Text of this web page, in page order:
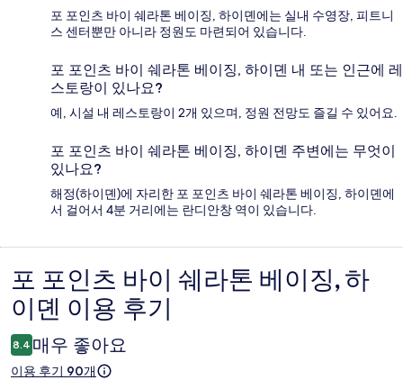
포 포인츠 바이 쉐라톤 베이징, 하이뎬에는 실내 수영장, 피트니
스 센터뿐만 아니라 정원도 마련되어 있습니다.
포 포인츠 바이 쉐라톤 베이징, 하이뎬 내 또는 인근에 레
스토랑이 있나요?
예, 시설 내 레스토랑이 2개 있으며, 정원 전망도 즐길 수 있어요.
포 포인츠 바이 쉐라톤 베이징, 하이뎬 주변에는 무엇이
있나요?
해정(하이뎬)에 자리한 포 포인츠 바이 쉐라톤 베이징, 하이뎬에
서 걸어서 4분 거리에는 란디안창 역이 있습니다.
이
용
후
기
포 포인츠 바이 쉐라톤 베이징, 하
이뎬 이용 후기
8.4 매우 좋아요
이용 후기 90개